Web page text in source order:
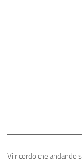
Vi ricordo che andando